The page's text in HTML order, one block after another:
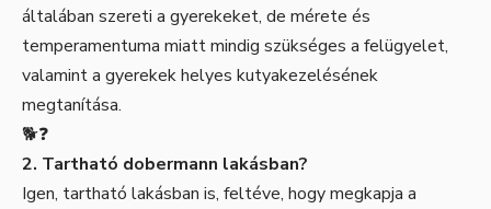
általában szereti a gyerekeket, de mérete és
temperamentuma miatt mindig szükséges a felügyelet,
valamint a gyerekek helyes kutyakezelésének
megtanítása.
🐕❓
2. Tartható dobermann lakásban?
Igen, tartható lakásban is, feltéve, hogy megkapja a